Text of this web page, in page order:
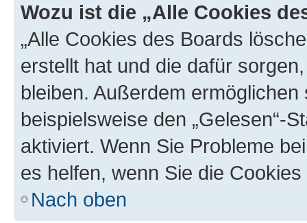
Wozu ist die „Alle Cookies
„Alle Cookies des Boards
erstellt hat und die dafür
bleiben. Außerdem
beispielsweise den „Gelesen“-
aktiviert. Wenn Sie Probleme
es helfen, wenn Sie die
Nach oben